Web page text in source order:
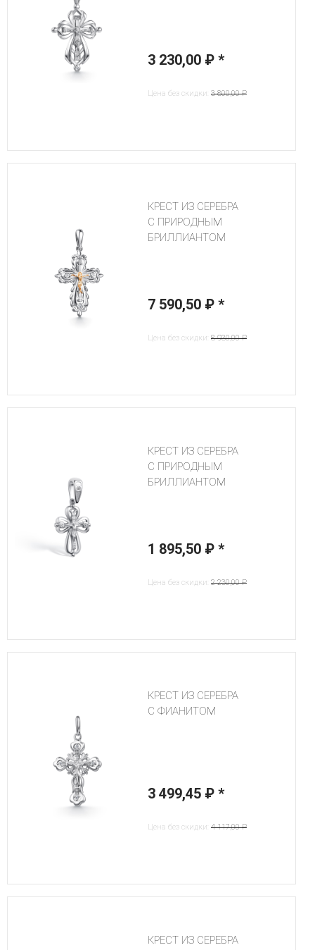
3 230,00 ₽*
Цена без скидки: 3 800,00 ₽
КРЕСТ ИЗ СЕРЕБРА
С ПРИРОДНЫМ
БРИЛЛИАНТОМ
7 590,50 ₽*
Цена без скидки: 8 930,00 ₽
КРЕСТ ИЗ СЕРЕБРА
С ПРИРОДНЫМ
БРИЛЛИАНТОМ
1 895,50 ₽*
Цена без скидки: 2 230,00 ₽
КРЕСТ ИЗ СЕРЕБРА
С ФИАНИТОМ
3 499,45 ₽*
Цена без скидки: 4 117,00 ₽
КРЕСТ ИЗ СЕРЕБРА